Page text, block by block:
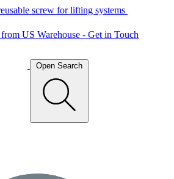
screw for lifting systems
US Warehouse - Get in Touch
Open Search